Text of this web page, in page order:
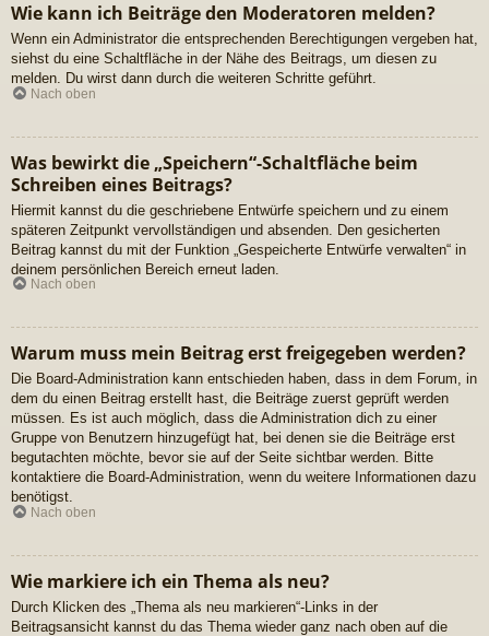
Wie kann ich Beiträge den Moderatoren melden?
Wenn ein Administrator die entsprechenden Berechtigungen vergeben hat,
siehst du eine Schaltfläche in der Nähe des Beitrags, um diesen zu
melden. Du wirst dann durch die weiteren Schritte geführt.
Nach oben
Was bewirkt die „Speichern“-Schaltfläche beim
Schreiben eines Beitrags?
Hiermit kannst du die geschriebene Entwürfe speichern und zu einem
späteren Zeitpunkt vervollständigen und absenden. Den gesicherten
Beitrag kannst du mit der Funktion „Gespeicherte Entwürfe verwalten“ in
deinem persönlichen Bereich erneut laden.
Nach oben
Warum muss mein Beitrag erst freigegeben werden?
Die Board-Administration kann entschieden haben, dass in dem Forum, in
dem du einen Beitrag erstellt hast, die Beiträge zuerst geprüft werden
müssen. Es ist auch möglich, dass die Administration dich zu einer
Gruppe von Benutzern hinzugefügt hat, bei denen sie die Beiträge erst
begutachten möchte, bevor sie auf der Seite sichtbar werden. Bitte
kontaktiere die Board-Administration, wenn du weitere Informationen dazu
benötigst.
Nach oben
Wie markiere ich ein Thema als neu?
Durch Klicken des „Thema als neu markieren“-Links in der
Beitragsansicht kannst du das Thema wieder ganz nach oben auf die